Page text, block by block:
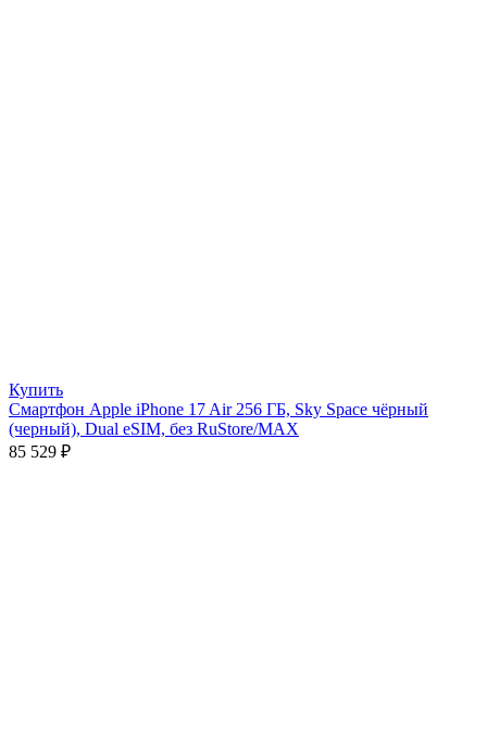
Купить
Смартфон Apple iPhone 17 Air 256 ГБ, Sky Space чёрный
(черный), Dual eSIM, без RuStore/MAX
85 529 ₽